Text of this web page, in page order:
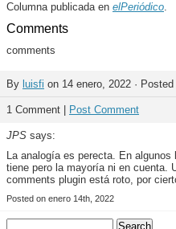
Columna publicada en elPeriódico.
Comments
comments
By luisfi on 14 enero, 2022 · Posted
1 Comment | Post Comment
JPS says:
La analogía es perecta. En
tiene pero la mayoría ni en cuenta.
comments plugin está roto, por
Posted on enero 14th, 2022